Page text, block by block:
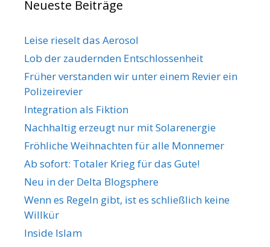
i
w
e
r
Neueste Beiträge
Leise rieselt das Aerosol
Lob der zaudernden Entschlossenheit
Früher verstanden wir unter einem Revier ein
Polizeirevier
Integration als Fiktion
Nachhaltig erzeugt nur mit Solarenergie
Fröhliche Weihnachten für alle Monnemer
Ab sofort: Totaler Krieg für das Gute!
Neu in der Delta Blogsphere
Wenn es Regeln gibt, ist es schließlich keine
Willkür
Inside Islam